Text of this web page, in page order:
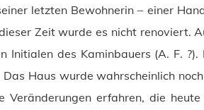
letzten Bewohnerin – einer
Zeit wurde es nicht renoviert.
des Kaminbauers (A. F. ?).
Haus wurde wahrscheinlich
erfahren, die